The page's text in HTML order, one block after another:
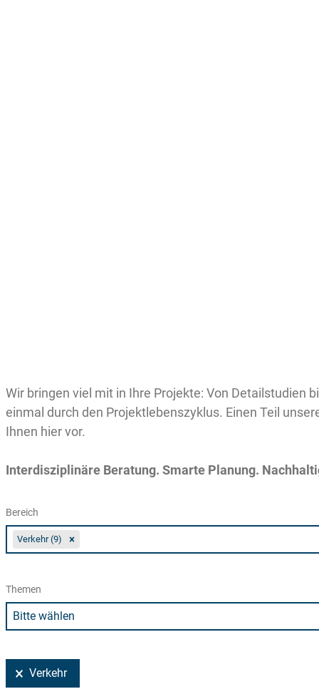
Wir bringen viel mit in Ihre Projekte: Von Detailstudien
einmal durch den Projektlebenszyklus. Einen Teil
Ihnen hier vor.
Interdisziplinäre Beratung. Smarte Planung.
Bereich
Projekte Geschäftsbereiche
Select content
Verkehr (9)
Themen
Abteilungen
Select content
Select content
Projekt Auswahl
Verkehr